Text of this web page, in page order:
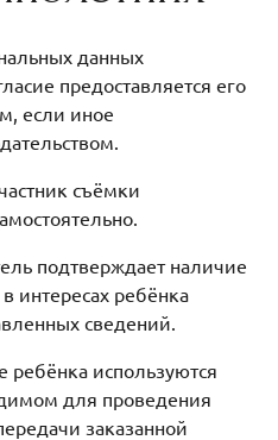
данных
предоставляется его
если иное
съёмки
подтверждает наличие
интересах ребёнка
сведений.
ребёнка используются
для проведения
заказанной